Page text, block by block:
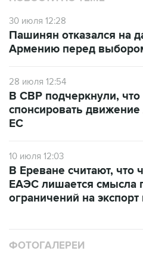
30 июля 12:28
Пашинян отказался на
Армению перед
28 июля 12:54
В СВР подчеркнули,
спонсировать
ЕС
10 июля 12:03
В Ереване считают, что
ЕАЭС лишается смысла
ограничений на
ФОТОГАЛЕРЕИ